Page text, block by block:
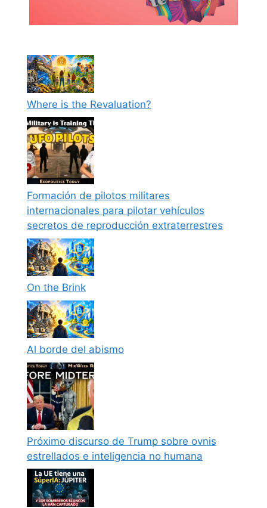
Where is the Revaluation?
Formación de pilotos militares
internacionales para pilotar vehículos
secretos de reproducción extraterrestres
On the Brink
Al borde del abismo
Próximo discurso de Trump sobre ovnis
estrellados e inteligencia no humana